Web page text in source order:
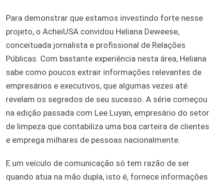
Para demonstrar que estamos investindo forte nesse
projeto, o AcheiUSA convidou Heliana Deweese,
conceituada jornalista e profissional de Relações
Públicas. Com bastante experiência nesta área, Heliana
sabe como poucos extrair informações relevantes de
empresários e executivos, que algumas vezes até
revelam os segredos de seu sucesso. A série começou
na edição passada com Lee Luyan, empresário do setor
de limpeza que contabiliza uma boa carteira de clientes
e emprega milhares de pessoas nacionalmente.
E um veículo de comunicação só tem razão de ser
quando atua na mão dupla, isto é, fornece informações